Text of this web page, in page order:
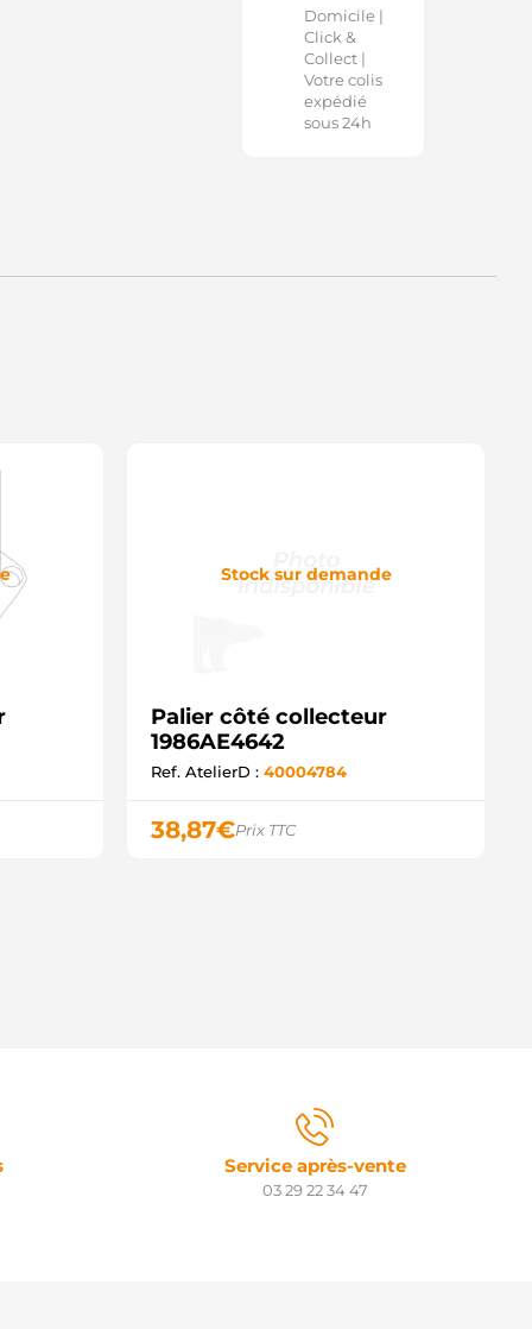
Domicile |
Click &
Collect |
Votre colis
expédié
sous 24h
Stock sur demande
Palier côté collecteur
1986AE4642
Ref. AtelierD : 40004784
38,87€Prix TTC
Service après-vente
03 29 22 34 47